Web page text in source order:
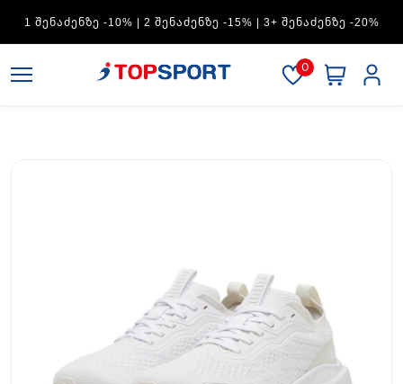
1 ᲨᲔᲜᲐᲫᲔᲜᲖᲔ -10% | 2 ᲨᲔᲜᲐᲫᲔᲜᲖᲔ -15% | 3+ ᲨᲔᲜᲐᲫᲔᲜᲖᲔ -20%
0